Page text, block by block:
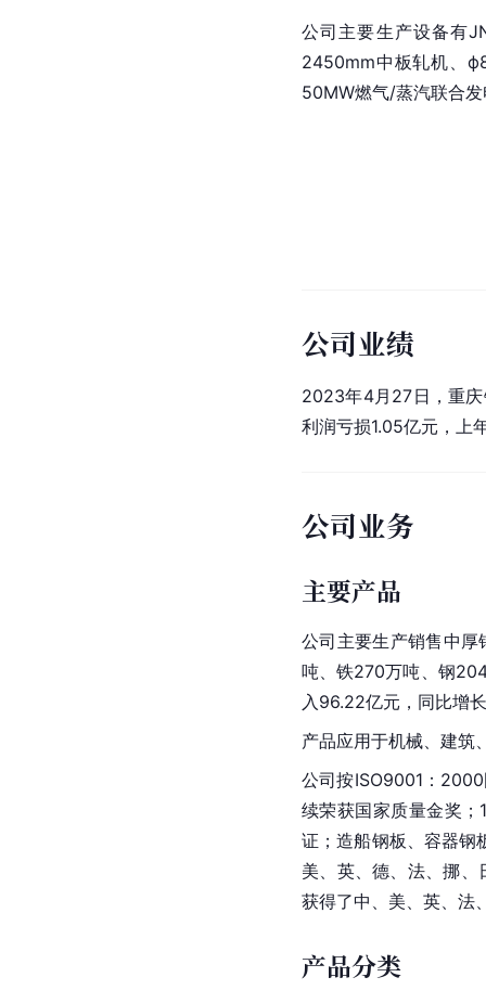
公司主要生产设备有
2450mm中板轧机 、
50MW燃气/蒸汽联合
公司业绩
2023年4月27日，重
利润亏损1.05亿元，上
公司业务
主要产品
公司主要生产销售中厚
吨、铁270万吨、钢
入96.22亿元，同比增
产品应用于机械、建筑
公司按ISO9001：
续荣获国家质量金奖
证；造船钢板 、容器
美、英、德、法、挪
获得了中、美、英、法
产品分类